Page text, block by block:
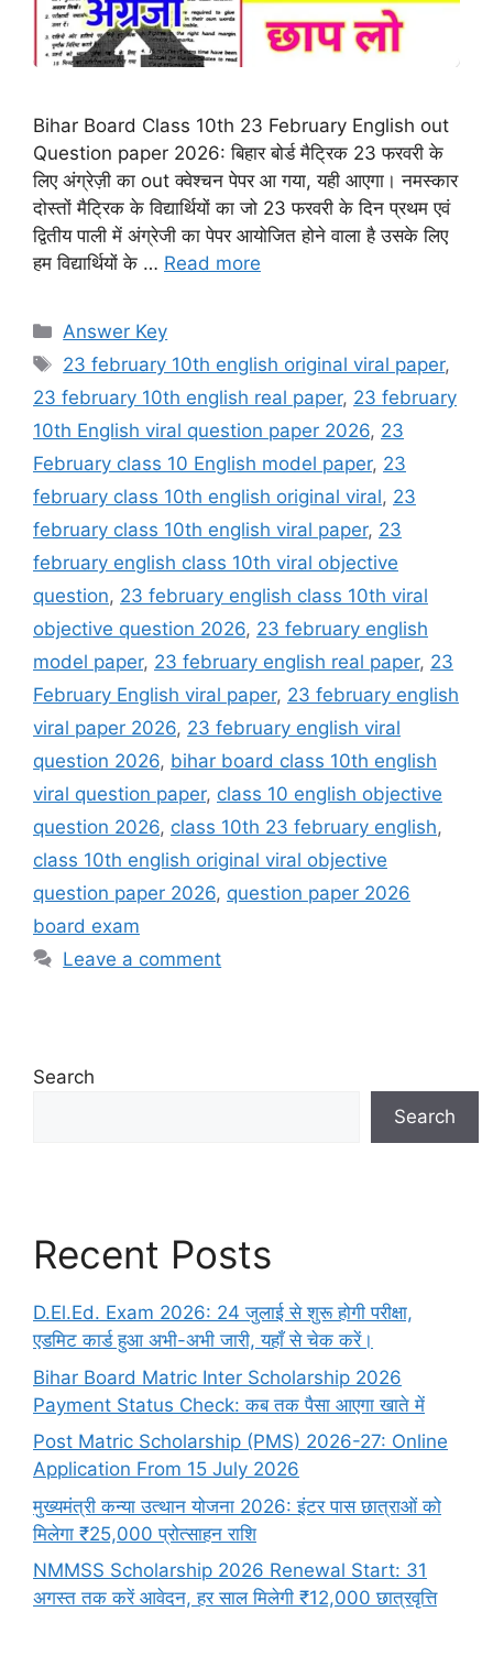
Bihar Board Class 10th 23 February English out
Question paper 2026: बिहार बोर्ड मैट्रिक 23 फरवरी के
लिए अंग्रेज़ी का out क्वेश्चन पेपर आ गया, यही आएगा। नमस्कार
दोस्तों मैट्रिक के विद्यार्थियों का जो 23 फरवरी के दिन प्रथम एवं
द्वितीय पाली में अंग्रेजी का पेपर आयोजित होने वाला है उसके लिए
हम विद्यार्थियों के … Read more
Categories
Answer Key
Tags
23 february 10th english original viral paper,
23 february 10th english real paper, 23 february
10th English viral question paper 2026, 23
February class 10 English model paper, 23
february class 10th english original viral, 23
february class 10th english viral paper, 23
february english class 10th viral objective
question, 23 february english class 10th viral
objective question 2026, 23 february english
model paper, 23 february english real paper, 23
February English viral paper, 23 february english
viral paper 2026, 23 february english viral
question 2026, bihar board class 10th english
viral question paper, class 10 english objective
question 2026, class 10th 23 february english,
class 10th english original viral objective
question paper 2026, question paper 2026
board exam
Leave a comment
Search
Search
Recent Posts
D.El.Ed. Exam 2026: 24 जुलाई से शुरू होगी परीक्षा,
एडमिट कार्ड हुआ अभी-अभी जारी, यहाँ से चेक करें।
Bihar Board Matric Inter Scholarship 2026
Payment Status Check: कब तक पैसा आएगा खाते में
Post Matric Scholarship (PMS) 2026-27: Online
Application From 15 July 2026
मुख्यमंत्री कन्या उत्थान योजना 2026: इंटर पास छात्राओं को
मिलेगा ₹25,000 प्रोत्साहन राशि
NMMSS Scholarship 2026 Renewal Start: 31
अगस्त तक करें आवेदन, हर साल मिलेगी ₹12,000 छात्रवृत्ति